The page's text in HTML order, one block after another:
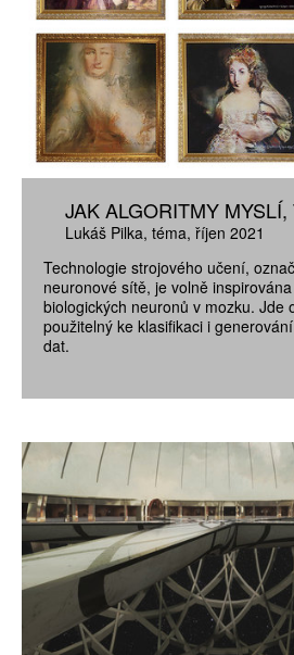
JAK ALGORITMY
Lukáš Pilka téma říjen 2021
Technologie strojového učení,
neuronové sítě, je volně
biologických neuronů v mozku. Jde
použitelný ke klasifikaci i
dat.